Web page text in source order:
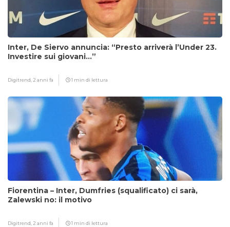
Inter, De Siervo annuncia: “Presto arriverà l’Under 23.
Investire sui giovani…”
Digitrend, 2 anni fa 1 min di lettura
Fiorentina – Inter, Dumfries (squalificato) ci sarà,
Zalewski no: il motivo
Digitrend, 2 anni fa 1 min di lettura